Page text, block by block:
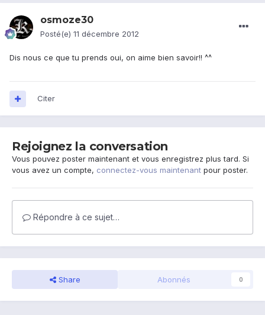
osmoze30
Posté(e) 11 décembre 2012
Dis nous ce que tu prends oui, on aime bien savoir!! ^^
Citer
Rejoignez la conversation
Vous pouvez poster maintenant et vous enregistrez plus tard. Si
vous avez un compte, connectez-vous maintenant pour poster.
Répondre à ce sujet…
Share Abonnés 0